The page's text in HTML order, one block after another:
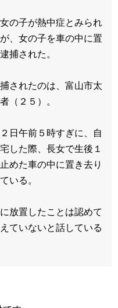
の子が熱中症とみられ
、女の子を車の中に置
捕された。
されたのは、富山市太
（２５）。
日午前５時すぎに、自
した際、長女で生後１
めた車の中に置き去り
いる。
放置したことは認めて
ていないと話している